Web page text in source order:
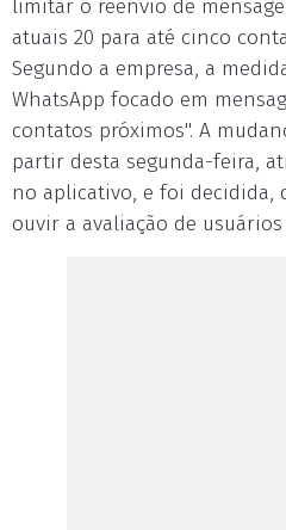
limitar o reenvio de
atuais 20 para até cinco
Segundo a empresa, a
WhatsApp focado em
contatos próximos". A
partir desta segunda-feira,
no aplicativo, e foi decidida,
ouvir a avaliação de